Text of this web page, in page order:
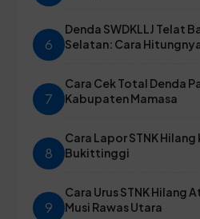
6
Denda SWDKLLJ Telat
Selatan: Cara
7
Cara Cek Total Denda
Kabupaten Mamasa
8
Cara Lapor STNK Hilang
Bukittinggi
9
Cara Urus STNK Hilang
Musi Rawas Utara